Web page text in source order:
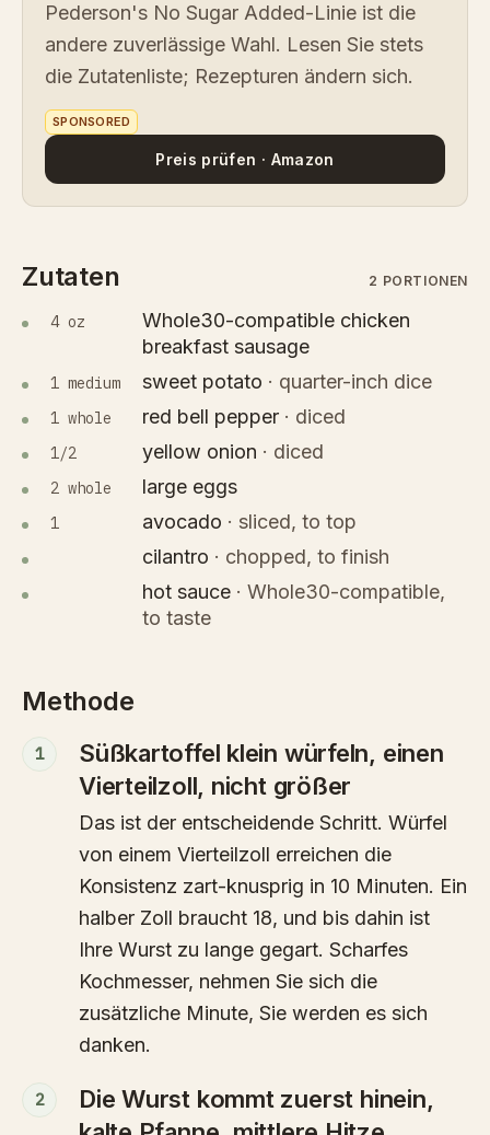
Pederson's No Sugar Added-Linie ist die
andere zuverlässige Wahl. Lesen Sie stets
die Zutatenliste; Rezepturen ändern sich.
SPONSORED
Preis prüfen · Amazon
Zutaten 2 PORTIONEN
4 oz
Whole30-compatible chicken
breakfast sausage
1 medium sweet potato · quarter-inch dice
1 whole red bell pepper · diced
1/2 yellow onion · diced
2 whole large eggs
1 avocado · sliced, to top
cilantro · chopped, to finish
hot sauce · Whole30-compatible,
to taste
Methode
1
Süßkartoffel klein würfeln, einen
Vierteilzoll, nicht größer
Das ist der entscheidende Schritt. Würfel
von einem Vierteilzoll erreichen die
Konsistenz zart-knusprig in 10 Minuten. Ein
halber Zoll braucht 18, und bis dahin ist
Ihre Wurst zu lange gegart. Scharfes
Kochmesser, nehmen Sie sich die
zusätzliche Minute, Sie werden es sich
danken.
2
Die Wurst kommt zuerst hinein,